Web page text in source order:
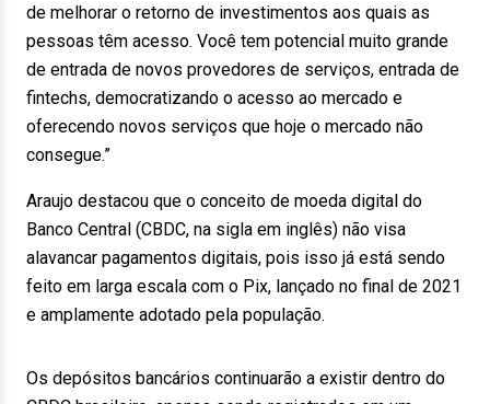
de melhorar o retorno de investimentos aos quais as
pessoas têm acesso. Você tem potencial muito grande
de entrada de novos provedores de serviços, entrada de
fintechs, democratizando o acesso ao mercado e
oferecendo novos serviços que hoje o mercado não
consegue.”
Araujo destacou que o conceito de moeda digital do
Banco Central (CBDC, na sigla em inglês) não visa
alavancar pagamentos digitais, pois isso já está sendo
feito em larga escala com o Pix, lançado no final de 2021
e amplamente adotado pela população.
Os depósitos bancários continuarão a existir dentro do